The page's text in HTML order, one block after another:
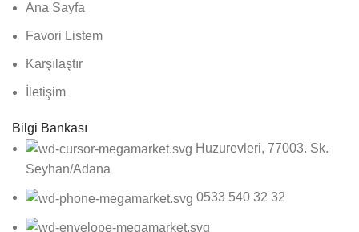
Ana Sayfa
Favori Listem
Karşılaştır
İletişim
Bilgi Bankası
Huzurevleri, 77003. Sk.
Seyhan/Adana
0533 540 32 32